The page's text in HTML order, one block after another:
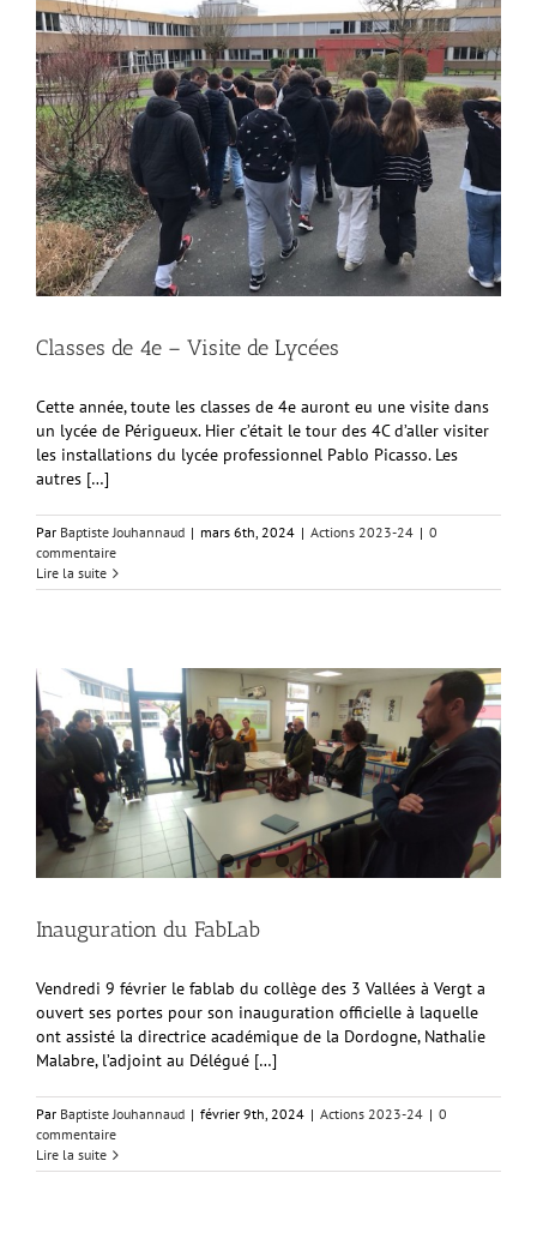
Classes de 4e – Visite de Lycées
Cette année, toute les classes de 4e auront eu une visite dans
un lycée de Périgueux. Hier c’était le tour des 4C d’aller visiter
les installations du lycée professionnel Pablo Picasso. Les
autres […]
Par Baptiste Jouhannaud | mars 6th, 2024 | Actions 2023-24 | 0
commentaire
Lire la suite
Inauguration du FabLab
Vendredi 9 février le fablab du collège des 3 Vallées à Vergt a
ouvert ses portes pour son inauguration officielle à laquelle
ont assisté la directrice académique de la Dordogne, Nathalie
Malabre, l’adjoint au Délégué […]
Par Baptiste Jouhannaud | février 9th, 2024 | Actions 2023-24 | 0
commentaire
Lire la suite